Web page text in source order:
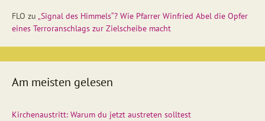
FLO zu „Signal des Himmels“? Wie Pfarrer Winfried Abel die Opfer
eines Terroranschlags zur Zielscheibe macht
Am meisten gelesen
Kirchenaustritt: Warum du jetzt austreten solltest